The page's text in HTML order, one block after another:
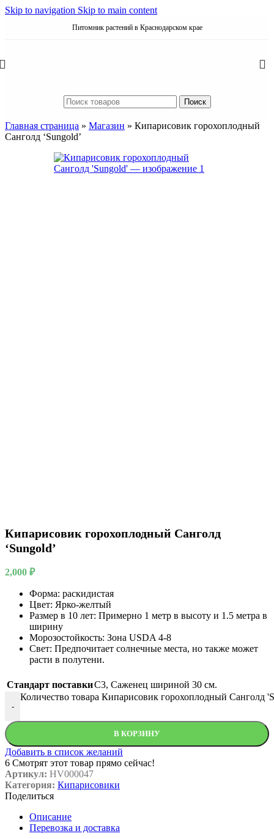
Skip to navigation Skip to main content
Питомник растений в Краснодарском крае
Поиск
Главная страница » Магазин » Кипарисовик горохоплодный
Санголд ‘Sungold’
Кипарисовик горохоплодный Санголд
‘Sungold’
2,000 ₽
Форма: раскидистая
Цвет: Ярко-желтый
Размер в 10 лет: Примерно 1 метр в высоту и 1.5 метра в
ширину
Морозостойкость: Зона USDA 4-8
Свет: Предпочитает солнечные места, но также может
расти в полутени.
Стандарт поставкиC3, Саженец шириной 30 см.
-
Количество товара Кипарисовик горохоплодный Санголд
В КОРЗИНУ
Добавить в список желаний
6 Смотрят этот товар прямо сейчас!
Артикул: HV000047
Категория: Кипарисовики
Поделиться
Описание
Перевозка и доставка